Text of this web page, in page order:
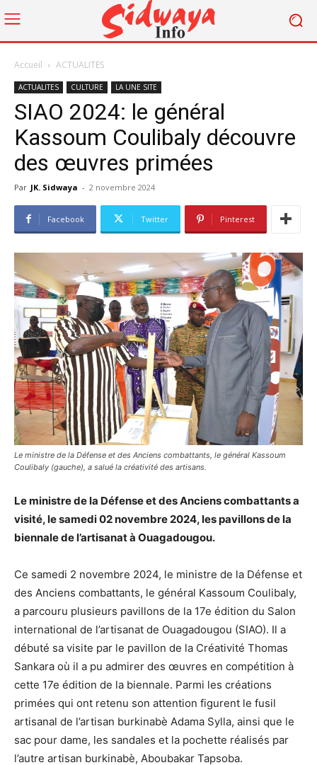
Accueil ACTUALITES
ACTUALITES CULTURE LA UNE SITE
SIAO 2024: le général
Kassoum Coulibaly découvre
des œuvres primées
Par JK. Sidwaya - 2 novembre 2024
Facebook Twitter Pinterest
Le ministre de la Défense et des Anciens combattants, le général Kassoum
Coulibaly (gauche), a salué la créativité des artisans.
Le ministre de la Défense et des Anciens combattants a
visité, le samedi 02 novembre 2024, les pavillons de la
biennale de l’artisanat à Ouagadougou.
Ce samedi 2 novembre 2024, le ministre de la Défense et
des Anciens combattants, le général Kassoum Coulibaly,
a parcouru plusieurs pavillons de la 17e édition du Salon
international de l’artisanat de Ouagadougou (SIAO). Il a
débuté sa visite par le pavillon de la Créativité Thomas
Sankara où il a pu admirer des œuvres en compétition à
cette 17e édition de la biennale. Parmi les créations
primées qui ont retenu son attention figurent le fusil
artisanal de l’artisan burkinabè Adama Sylla, ainsi que le
sac pour dame, les sandales et la pochette réalisés par
l’autre artisan burkinabè, Aboubakar Tapsoba.